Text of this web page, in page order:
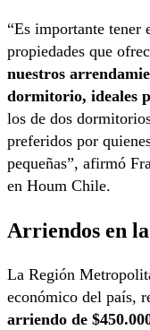
“Es importante tener
propiedades que
nuestros
dormitorio, ideales
los de dos
preferidos por
pequeñas”, afirmó
en Houm Chile.
Arriendos en
La Región
económico del país,
arriendo de